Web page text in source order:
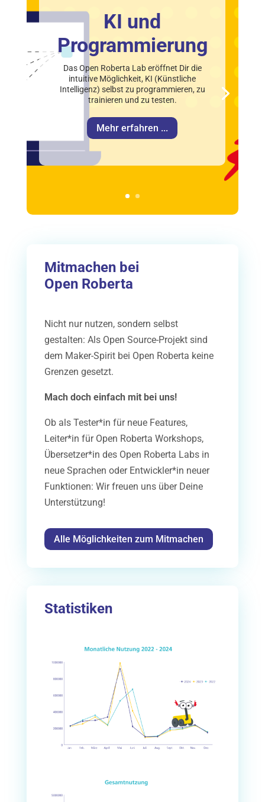
KI und
Programmierung
Das Open Roberta Lab eröffnet Dir die
intuitive Möglichkeit, KI (Künstliche
Intelligenz) selbst zu programmieren, zu
trainieren und zu testen.
Mehr erfahren ...
Mitmachen bei
Open Roberta
Nicht nur nutzen, sondern selbst
gestalten: Als Open Source-Projekt sind
dem Maker-Spirit bei Open Roberta keine
Grenzen gesetzt.
Mach doch einfach mit bei uns!
Ob als Tester*in für neue Features,
Leiter*in für Open Roberta Workshops,
Übersetzer*in des Open Roberta Labs in
neue Sprachen oder Entwickler*in neuer
Funktionen: Wir freuen uns über Deine
Unterstützung!
Alle Möglichkeiten zum Mitmachen
Statistiken